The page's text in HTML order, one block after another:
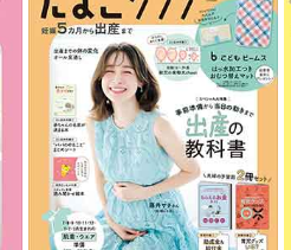
さわだ ちあきさん(@mogmog_chiakimeshi)がシェアした投稿
、「おしっこキャップがいるね」
あきさん
りが治まった６カ月を過ぎたこ